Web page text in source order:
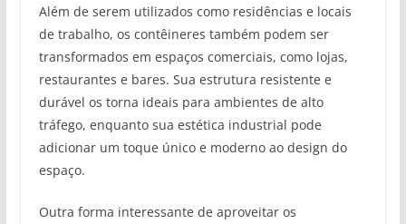
Além de serem utilizados como residências e locais
de trabalho, os contêineres também podem ser
transformados em espaços comerciais, como lojas,
restaurantes e bares. Sua estrutura resistente e
durável os torna ideais para ambientes de alto
tráfego, enquanto sua estética industrial pode
adicionar um toque único e moderno ao design do
espaço.
Outra forma interessante de aproveitar os